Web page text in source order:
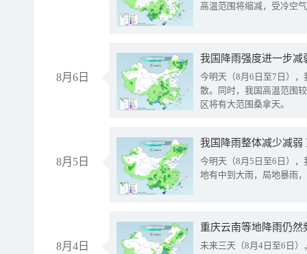
高温范围将缩减，受冷空
8月6日
今明天（8月6日至7日）
散。同时，我国高温范围
区将有大范围桑拿天。
8月5日
我国降雨整体减少减弱
今明天（8月5日至6日）
地有中到大雨，局地暴雨
8月4日
重庆云南等地降雨仍然
未来三天（8月4日至6日